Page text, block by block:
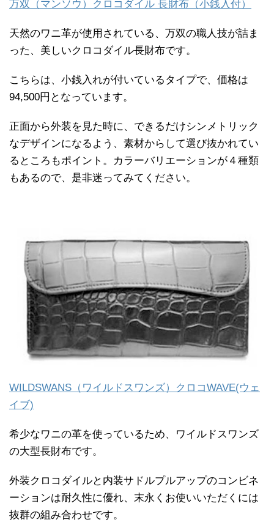
万双（マンソウ）クロコダイル 長財布（小銭入付）
天然のワニ革が使用されている、万双の職人技が詰ま
った、美しいクロコダイル長財布です。
こちらは、小銭入れが付いているタイプで、価格は
94,500円となっています。
正面から外装を見た時に、できるだけシンメトリック
なデザインになるよう、素材からして選び抜かれてい
るところもポイント。カラーバリエーションが４種類
もあるので、是非迷ってみてください。
WILDSWANS（ワイルドスワンズ）クロコWAVE(ウェ
イブ)
希少なワニの革を使っているため、ワイルドスワンズ
の大型長財布です。
外装クロコダイルと内装サドルプルアップのコンビネ
ーションは耐久性に優れ、末永くお使いいただくには
抜群の組み合わせです。